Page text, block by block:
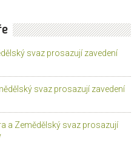
svaz prosazují zavedení
svaz prosazují zavedení
a Zemědělský svaz prosazují